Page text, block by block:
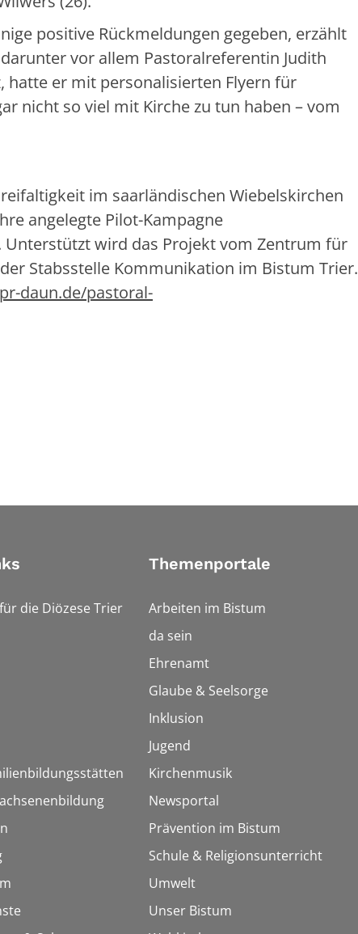
positive Rückmeldungen gegeben, erzählt
vor allem Pastoralreferentin Judith
hatte er mit personalisierten Flyern für
nicht so viel mit Kirche zu tun haben – vom
im saarländischen Wiebelskirchen
angelegte Pilot-Kampagne
wird das Projekt vom Zentrum für
Stabsstelle Kommunikation im Bistum Trier.
daun.de/pastoral-
die Diözese Trier
Themenportale
Arbeiten im Bistum
da sein
Ehrenamt
Glaube & Seelsorge
Inklusion
Jugend
Kirchenmusik
Newsportal
Prävention im Bistum
Schule & Religionsunterricht
Umwelt
Unser Bistum